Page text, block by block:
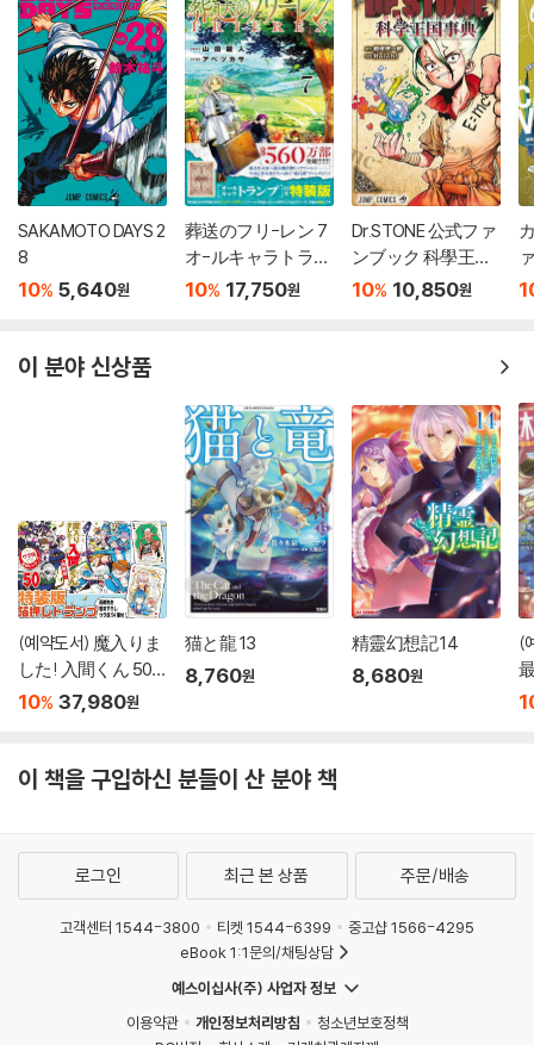
SAKAMOTO DAYS 2
8
10% 5,640원
葬送のフリ-レン 7
オ-ルキャラトラン
プ付き特裝版
10% 17,750원
Dr.STONE 公式ファ
ンブック 科學王國
事典
10% 10,850원
이 분야 신상품
(예약도서) 魔入りま
した! 入間くん 50
特裝版
10% 37,980원
猫と龍 13
8,760원
精靈幻想記 14
8,680원
(
18
이 책을 구입하신 분들이 산 분야 책
로그인 최근 본 상품 주문/배송
고객센터 1544-3800 티켓 1544-6399
중고샵 1566-4295
eBook 1:1문의/채팅상담
예스이십사(주) 사업자 정보
이용약관
개인정보처리방침
청소년보호정책